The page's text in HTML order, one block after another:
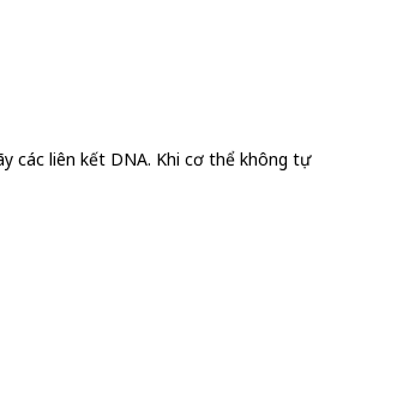
các liên kết DNA. Khi cơ thể không tự